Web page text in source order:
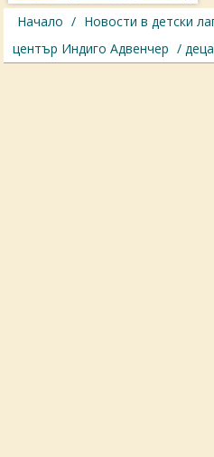
Начало / Новости в детски
център Индиго Адвенчер / деца